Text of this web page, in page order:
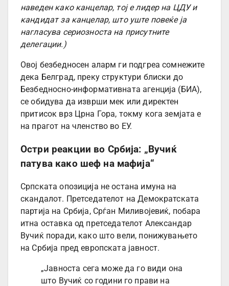
наведен како канцелар, тој е лидер на ЦДУ и
кандидат за канцелар, што уште повеќе ја
нагласува сериозноста на присутните
делегации.)
Овој безбедносен аларм ги подгреа сомнежите
дека Белград, преку структури блиски до
Безбедносно-информативната агенција (БИА),
се обидува да изврши мек или директен
притисок врз Црна Гора, токму кога земјата е
на прагот на членство во ЕУ.
Остри реакции во Србија: „Вучиќ
патува како шеф на мафија“
Српската опозиција не остана имуна на
скандалот. Претседателот на Демократската
партија на Србија, Срѓан Миливојевиќ, побара
итна оставка од претседателот Александар
Вучиќ поради, како што вели, понижувањето
на Србија пред европската јавност.
„Јавноста сега може да го види она
што Вучиќ со години го прави на